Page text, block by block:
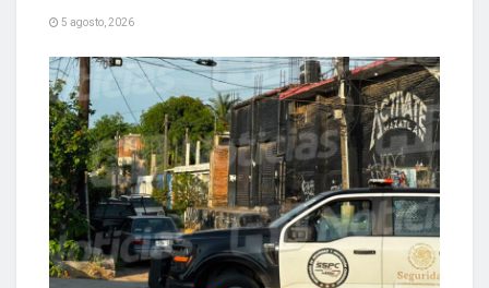
5 agosto, 2026